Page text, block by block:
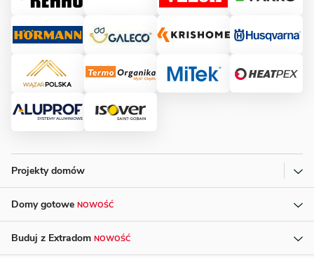
Projekty domów
Domy gotowe NOWOŚĆ
Buduj z Extradom NOWOŚĆ